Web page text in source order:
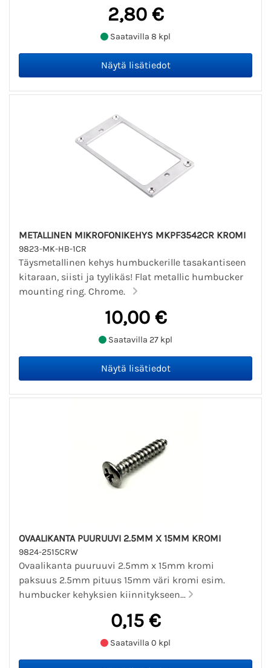
2,80 €
Saatavilla 8 kpl
METALLINEN MIKROFONIKEHYS MKPF3542CR KROMI
9823-MK-HB-1CR
Täysmetallinen kehys humbuckerille tasakantiseen
kitaraan, siisti ja tyylikäs! Flat metallic humbucker
mounting ring. Chrome.
10,00 €
Saatavilla 27 kpl
OVAALIKANTA PUURUUVI 2.5MM X 15MM KROMI
9824-2515CRW
Ovaalikanta puuruuvi 2.5mm x 15mm kromi
paksuus 2.5mm pituus 15mm väri kromi esim.
humbucker kehyksien kiinnitykseen...
0,15 €
Saatavilla 0 kpl